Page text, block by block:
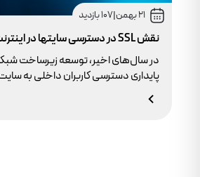
21 بهمن |107 بازدید
نقش SSL در دسترسی سایتها در اینترنت ملی ایران و باور غلط درباره دامنه های IR
در سال‌های اخیر، توسعه زیرساخت
وجود ندارد.